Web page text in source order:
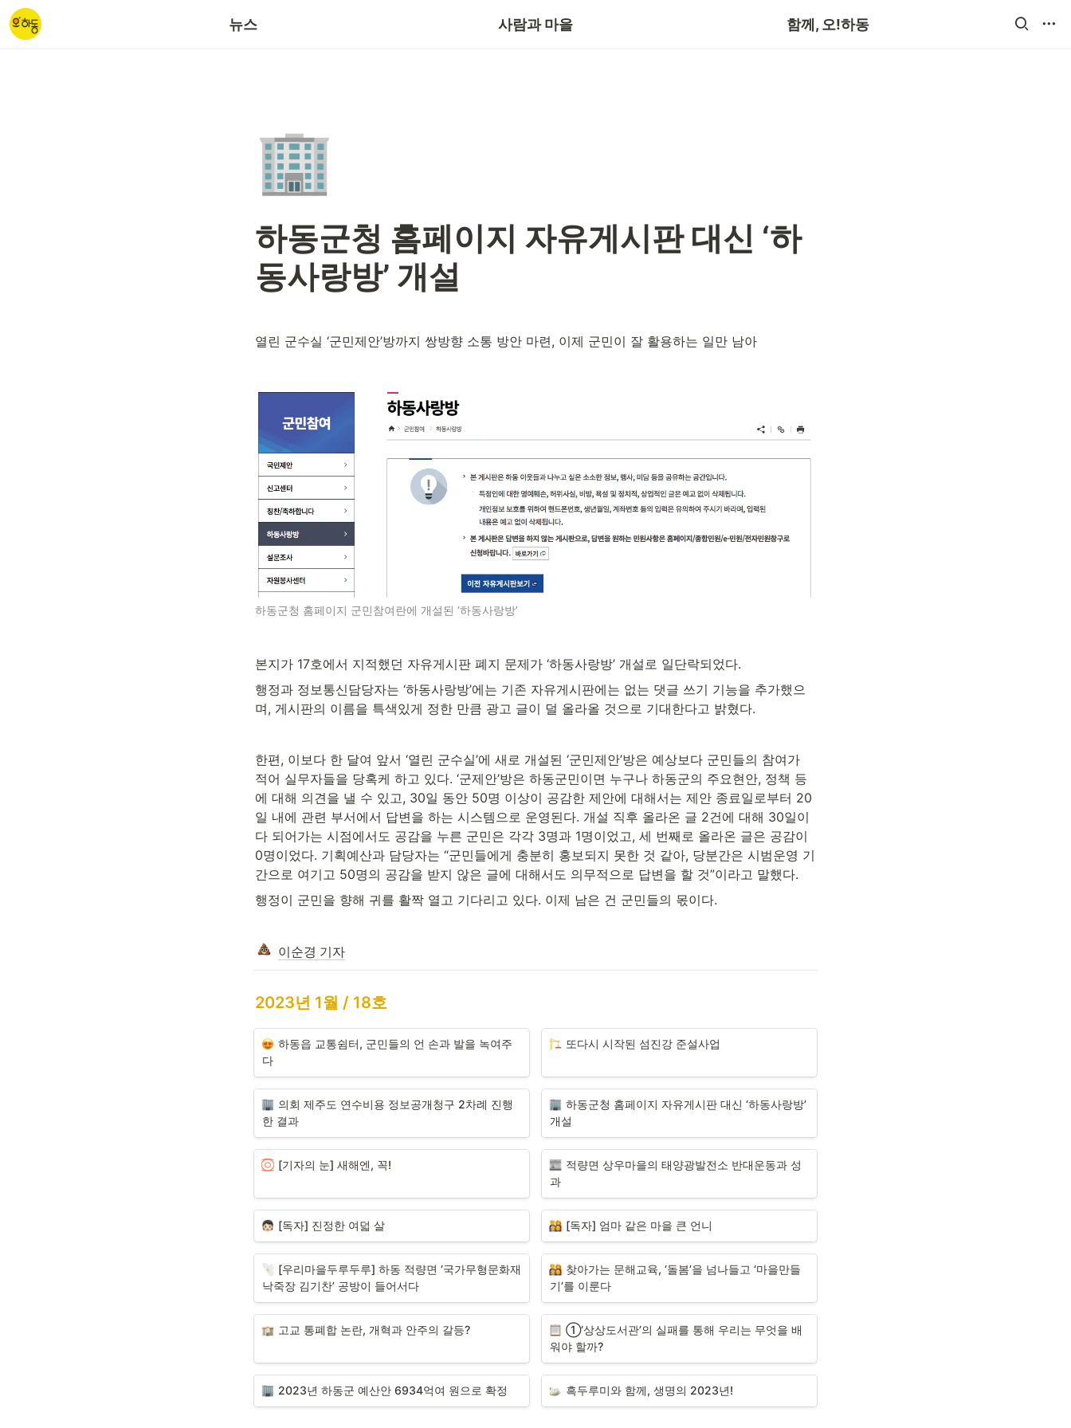
뉴스 사람과 마을 함께, 오!하동
갈사산단/대송산단 기자의눈 공지사항
🏢
하동군청 홈페이지 자유게시판 대신 ‘하
동사랑방’ 개설
열린 군수실 ‘군민제안’방까지 쌍방향 소통 방안 마련, 이제 군민이 잘 활용하는 일만 남아
하동군청 홈페이지 군민참여란에 개설된 ‘하동사랑방’
본지가 17호에서 지적했던 자유게시판 폐지 문제가 ‘하동사랑방’ 개설로 일단락되었다.
행정과 정보통신담당자는 ‘하동사랑방’에는 기존 자유게시판에는 없는 댓글 쓰기 기능을 추가했으
며, 게시판의 이름을 특색있게 정한 만큼 광고 글이 덜 올라올 것으로 기대한다고 밝혔다.
한편, 이보다 한 달여 앞서 ‘열린 군수실’에 새로 개설된 ‘군민제안’방은 예상보다 군민들의 참여가
적어 실무자들을 당혹케 하고 있다. ‘군제안’방은 하동군민이면 누구나 하동군의 주요현안, 정책 등
에 대해 의견을 낼 수 있고, 30일 동안 50명 이상이 공감한 제안에 대해서는 제안 종료일로부터 20
일 내에 관련 부서에서 답변을 하는 시스템으로 운영된다. 개설 직후 올라온 글 2건에 대해 30일이
다 되어가는 시점에서도 공감을 누른 군민은 각각 3명과 1명이었고, 세 번째로 올라온 글은 공감이
0명이었다. 기획예산과 담당자는 “군민들에게 충분히 홍보되지 못한 것 같아, 당분간은 시범운영 기
간으로 여기고 50명의 공감을 받지 않은 글에 대해서도 의무적으로 답변을 할 것”이라고 말했다.
행정이 군민을 향해 귀를 활짝 열고 기다리고 있다. 이제 남은 건 군민들의 몫이다.
이순경 기자
2023년 1월 / 18호
하동읍 교통쉼터, 군민들의 언 손과 발을 녹여주
다
또다시 시작된 섬진강 준설사업
의회 제주도 연수비용 정보공개청구 2차례 진행
한 결과
하동군청 홈페이지 자유게시판 대신 ‘하동사랑방’
개설
[기자의 눈] 새해엔, 꼭!
적량면 상우마을의 태양광발전소 반대운동과 성
과
[독자] 진정한 여덟 살 [독자] 엄마 같은 마을 큰 언니
[우리마을두루두루] 하동 적량면 ‘국가무형문화재
낙죽장 김기찬’ 공방이 들어서다
찾아가는 문해교육, ‘돌봄’을 넘나들고 ‘마을만들
기’를 이룬다
고교 통폐합 논란, 개혁과 안주의 갈등?
①‘상상도서관’의 실패를 통해 우리는 무엇을 배
워야 할까?
2023년 하동군 예산안 6934억여 원으로 확정 흑두루미와 함께, 생명의 2023년!